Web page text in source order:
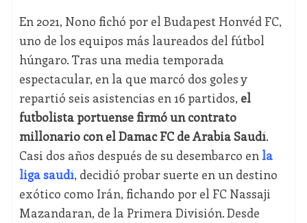
En 2021, Nono fichó por el Budapest Honvéd FC,
uno de los equipos más laureados del fútbol
húngaro. Tras una media temporada
espectacular, en la que marcó dos goles y
repartió seis asistencias en 16 partidos, el
futbolista portuense firmó un contrato
millonario con el Damac FC de Arabia Saudí.
Casi dos años después de su desembarco en la
liga saudí, decidió probar suerte en un destino
exótico como Irán, fichando por el FC Nassaji
Mazandaran, de la Primera División. Desde